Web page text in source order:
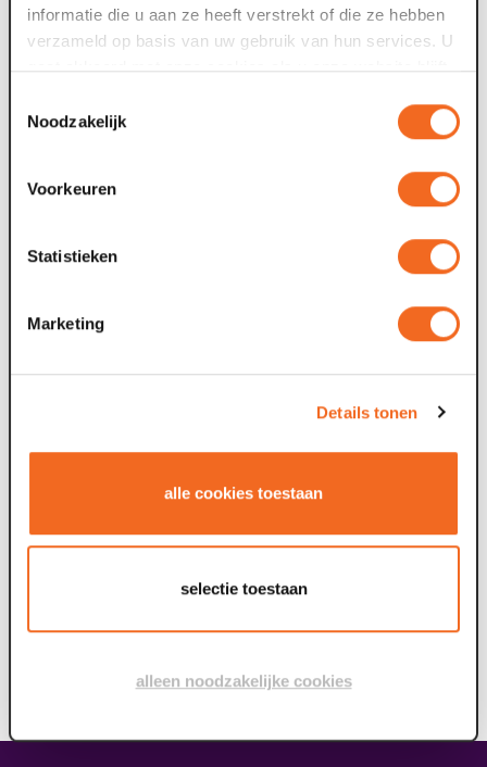
informatie die u aan ze heeft verstrekt of die ze hebben
verzameld op basis van uw gebruik van hun services. U
gaat akkoord met onze cookies als u onze website blijft
Noodzakelijk
Voorkeuren
Statistieken
Marketing
Details tonen
alle cookies toestaan
selectie toestaan
alleen noodzakelijke cookies
contact opnemen